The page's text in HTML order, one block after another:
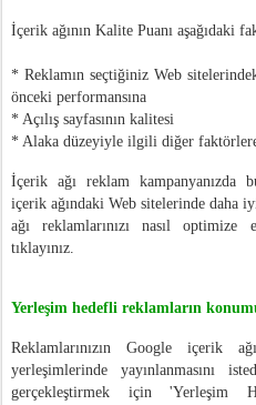
İçerik ağının Kalite Puanı aşağıdaki
* Reklamın seçtiğiniz Web
önceki performansına
* Açılış sayfasının kalitesi
* Alaka düzeyiyle ilgili diğer
İçerik ağı reklam kampanyanızda
içerik ağındaki Web sitelerinde daha
ağı reklamlarınızı nasıl
tıklayınız.
Yerleşim hedefli reklamların
Reklamlarınızın Google içerik
yerleşimlerinde yayınlanmasını
gerçekleştirmek için 'Yerleşim